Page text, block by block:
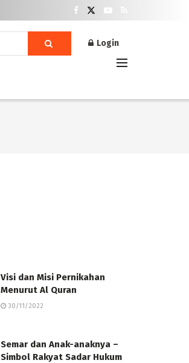
Login
Visi dan Misi Pernikahan
Menurut Al Quran
30/11/2022
Semar dan Anak-anaknya –
Simbol Rakyat Sadar Hukum